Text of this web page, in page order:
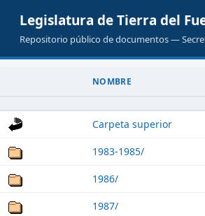
Legislatura de Tierra del
Repositorio público de documentos —
NOMBRE
Carpeta superior
1983-1985/
1986/
1987/